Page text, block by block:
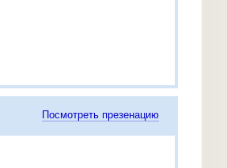
Посмотреть презенацию